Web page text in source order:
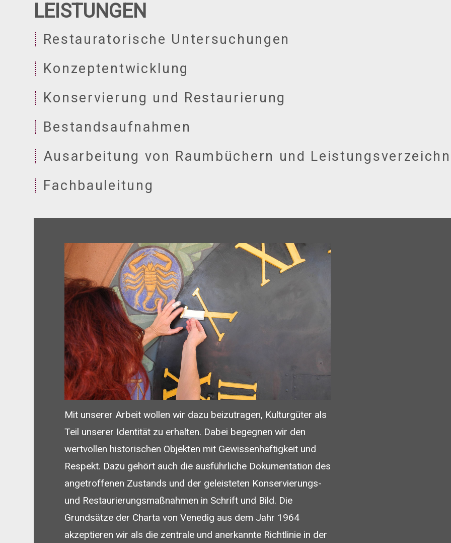
LEISTUNGEN
Restauratorische Untersuchungen
Konzeptentwicklung
Konservierung und Restaurierung
Bestandsaufnahmen
Ausarbeitung von Raumbüchern und
Fachbauleitung
Mit unserer Arbeit wollen wir dazu beizutragen, Kulturgüter als
Teil unserer Identität zu erhalten. Dabei begegnen wir den
wertvollen historischen Objekten mit Gewissenhaftigkeit und
Respekt. Dazu gehört auch die ausführliche Dokumentation des
angetroffenen Zustands und der geleisteten Konservierungs-
und Restaurierungsmaßnahmen in Schrift und Bild. Die
Grundsätze der Charta von Venedig aus dem Jahr 1964
akzeptieren wir als die zentrale und anerkannte Richtlinie in der